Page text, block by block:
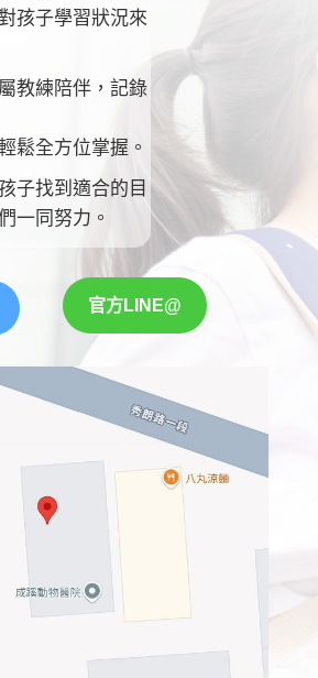
孩子學習狀況來
教練陪伴，記錄
鬆全方位掌握。
子找到適合的目
一同努力。
官方LINE@